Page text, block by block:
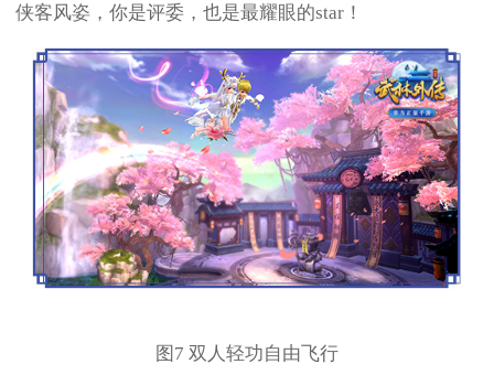
侠客风姿，你是评委，也是最耀眼的star！
图7 双人轻功自由飞行